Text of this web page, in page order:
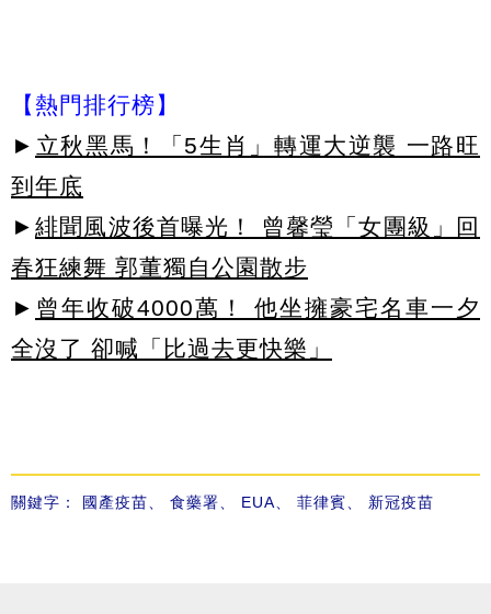
【熱門排行榜】
► 立秋黑馬！「5生肖」轉運大逆襲 一路旺
到年底
► 緋聞風波後首曝光！ 曾馨瑩「女團級」回
春狂練舞 郭董獨自公園散步
► 曾年收破4000萬！ 他坐擁豪宅名車一夕
全沒了 卻喊「比過去更快樂」
關鍵字： 國產疫苗、 食藥署、 EUA、 菲律賓、 新冠疫苗